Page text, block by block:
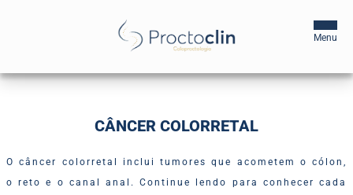
Início
Profissionais
CÂNCER COLORRETAL
O câncer colorretal inclui tumores que acometem o cólon,
o reto e o canal anal. Continue lendo para conhecer cada